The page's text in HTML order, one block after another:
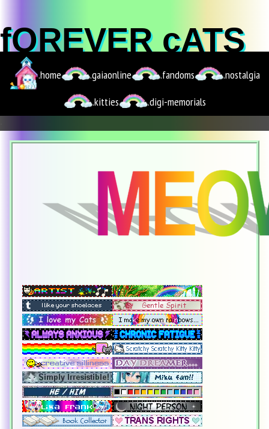
fOREVER cATS
.home .gaiaonline .fandoms
.nostalgia
.kitties
.digi-memorials